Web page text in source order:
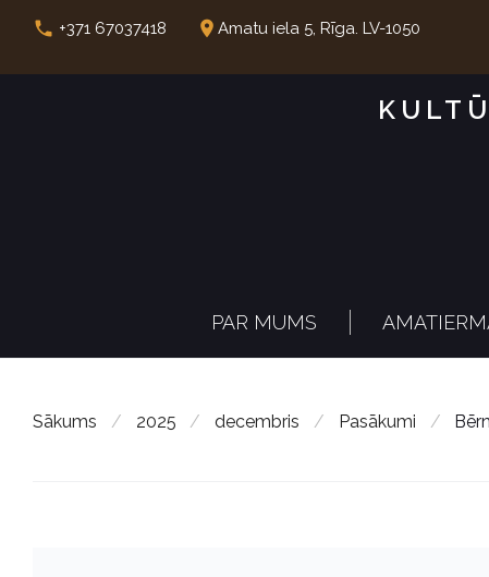
e
call +371 67037418 place Amatu iela 5, Rīga. LV-1050
PAR MUMS
Sākums / 2025 / decembris / Pasākumi /